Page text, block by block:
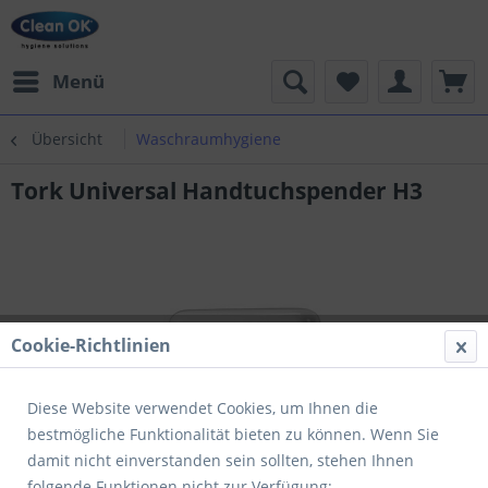
Menü
Übersicht Waschraumhygiene
Tork Universal Handtuchspender H3
Cookie-Richtlinien
Diese Website verwendet Cookies, um Ihnen die
bestmögliche Funktionalität bieten zu können. Wenn Sie
damit nicht einverstanden sein sollten, stehen Ihnen